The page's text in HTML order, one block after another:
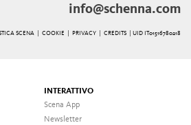
info@schenna.com
SCENA | COOKIE PRIVACY| CREDITS | UID IT01516780218
INTERATTIVO
Scena App
Newsletter